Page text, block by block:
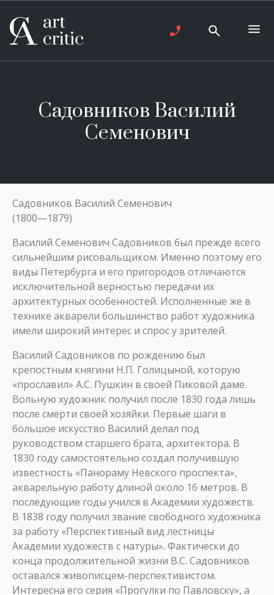
Садовников Василий
Семенович
Садовников Василий Семенович
(1800—1879)
Василий Семенович Садовников был прежде всего
сильнейшим рисовальщиком. Именно поэтому его
виды Петербурга и его пригородов отличаются
исключительной верностью передачи их
архитектурных особенностей. Исполненные же в
технике акварели большинство работ художника
имели широкий интерес и спрос у зрителей.
Василий Садовников по рождению был
крепостным княгини Н.П. Голицыной, которую
«прославил» А.С. Пушкин в своей Пиковой даме.
Вольную художник получил после 1830 года лишь
после смерти своей хозяйки. Первые шаги в
большое искусство Василий делал под
руководством старшего брата, архитектора. В
1830 году самостоятельно создал получившую
известность «Панораму Невского проспекта»,
акварельную работу длиной около 16 метров. В
последующие годы учился в Академии художеств.
В 1838 году получил звание свободного художника
за работу «Перспективный вид лестницы
Академии художеств с натуры». Фактически до
конца продолжительной жизни В.С. Садовников
оставался живописцем-перспективистом.
Интересна его серия «Прогулки по Павловску», а